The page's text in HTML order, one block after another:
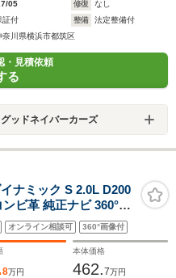
05 修復
なし
証付 整備
法定整備付
奈川県横浜市都筑区
・見積依頼
る
ッドネイバーカーズ
ナミック S 2.0L D200
ビ革 純正ナビ 360°カ
AndroidAuto
後ドライブレコーダー
ヘッド 白黒コンビレザ
オンライン相談可 360°画像付
8万円
本体価格
462.7万円